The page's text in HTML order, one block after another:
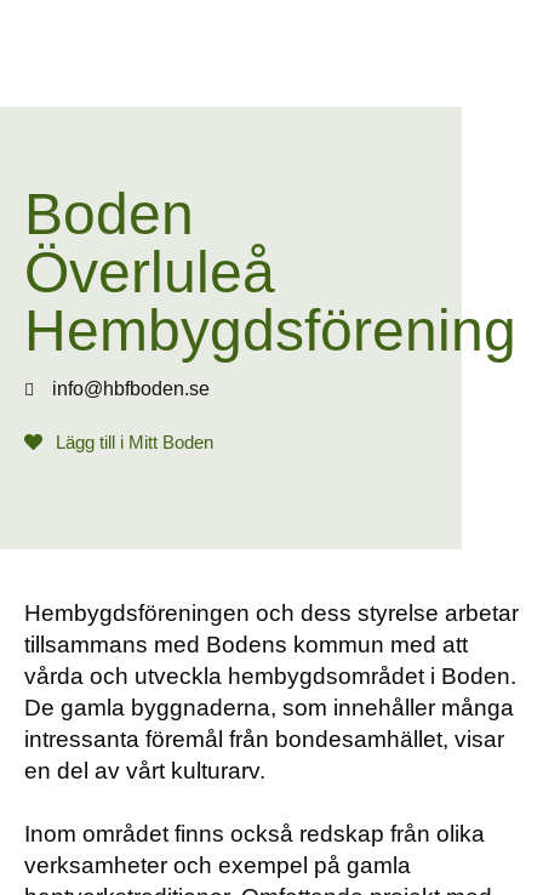
Boden
Överluleå
Hembygdsförening
info@hbfboden.se
Lägg till i Mitt Boden
Hembygdsföreningen och dess styrelse arbetar
tillsammans med Bodens kommun med att
vårda och utveckla hembygdsområdet i Boden.
De gamla byggnaderna, som innehåller många
intressanta föremål från bondesamhället, visar
en del av vårt kulturarv.
Inom området finns också redskap från olika
verksamheter och exempel på gamla